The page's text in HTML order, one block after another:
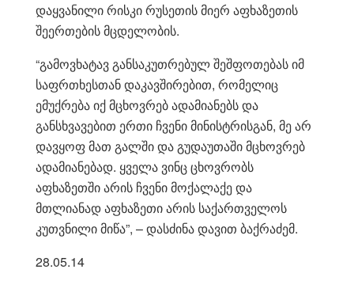
დაყვანილი რისკი რუსეთის მიერ აფხაზეთის
შეერთების მცდელობის.
“გამოვხატავ განსაკუთრებულ შეშფოთებას იმ
საფრთხესთან დაკავშირებით, რომელიც
ემუქრება იქ მცხოვრებ ადამიანებს და
განსხვავებით ერთი ჩვენი მინისტრისგან, მე არ
დავყოფ მათ გალში და გუდაუთაში მცხოვრებ
ადამიანებად. ყველა ვინც ცხოვრობს
აფხაზეთში არის ჩვენი მოქალაქე და
მთლიანად აფხაზეთი არის საქართველოს
კუთვნილი მიწა”, – დასძინა დავით ბაქრაძემ.
28.05.14